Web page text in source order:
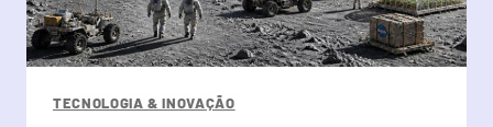
TECNOLOGIA & INOVAÇÃO